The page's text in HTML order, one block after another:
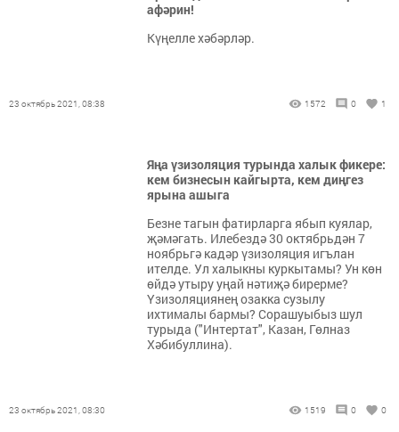
афәрин!
Күңелле хәбәрләр.
23 октябрь 2021, 08:38 1572 0 1
Яңа үзизоляция турында халык фикере:
кем бизнесын кайгырта, кем диңгез
ярына ашыга
Безне тагын фатирларга ябып куялар,
җәмәгать. Илебездә 30 октябрьдән 7
ноябрьгә кадәр үзизоляция игълан
ителде. Ул халыкны куркытамы? Ун көн
өйдә утыру уңай нәтиҗә бирерме?
Үзизоляциянең озакка сузылу
ихтималы бармы? Сорашуыбыз шул
турыда ("Интертат", Казан, Гөлназ
Хәбибуллина).
23 октябрь 2021, 08:30 1519 0 0